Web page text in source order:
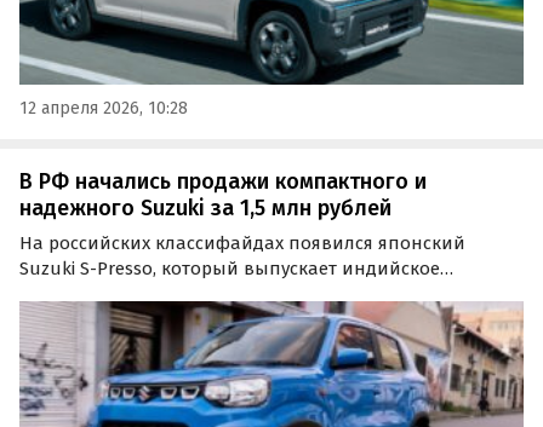
12 апреля 2026, 10:28
В РФ начались продажи компактного и
надежного Suzuki за 1,5 млн рублей
На российских классифайдах появился японский
Suzuki S-Presso, который выпускает индийское
России модель предлагают из наличия и под заказ,
минимальная цена составляет 1 490 000 рублей,
сообщают…